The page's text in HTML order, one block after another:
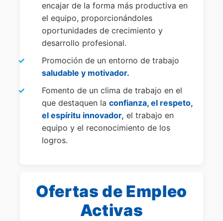
encajar de la forma más productiva en
el equipo, proporcionándoles
oportunidades de crecimiento y
desarrollo profesional.
Promoción de un entorno de trabajo
saludable y motivador.
Fomento de un clima de trabajo en el
que destaquen la confianza, el respeto,
el espíritu innovador, el trabajo en
equipo y el reconocimiento de los
logros.
Ofertas de Empleo
Activas